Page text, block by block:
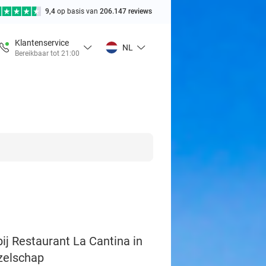
9,4 op basis van 206.147 reviews
Klantenservice
Bereikbaar tot 21:00
NL
Restaurant La Cantina in